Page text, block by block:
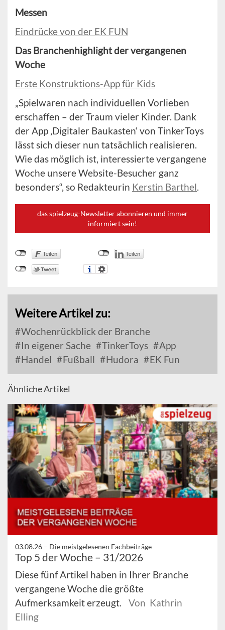
Messen
Eindrücke von der EK FUN
Das Branchenhighlight der vergangenen
Woche
Erste Konstruktions-App für Kids
„Spielwaren nach individuellen Vorlieben
erschaffen – der Traum vieler Kinder. Dank
der App ‚Digitaler Baukasten‘ von TinkerToys
lässt sich dieser nun tatsächlich realisieren.
Wie das möglich ist, interessierte vergangene
Woche unsere Website-Besucher ganz
besonders“, so Redakteurin Kerstin Barthel.
das spielzeug-Newsletter abonnieren und immer
informiert sein!
Weitere Artikel zu:
Wochenrückblick der Branche
In eigener Sache
TinkerToys
App
Handel
Fußball Hudora EK Fun
Ähnliche Artikel
03.08.26 – Die meistgelesenen Fachbeiträge
Top 5 der Woche – 31/2026
Diese fünf Artikel haben in Ihrer Branche
vergangene Woche die größte
Aufmerksamkeit erzeugt.
Von Kathrin
Elling